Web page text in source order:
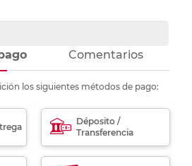
Comentarios
los siguientes métodos de pago:
Déposito /
Transferencia